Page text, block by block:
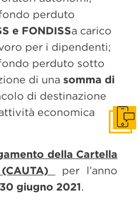
perduto
e FONDISSa carico
per i dipendenti;
perduto sotto
di una somma di
di destinazione
economica
della Cartella
per l’anno
30 giugno 2021.
Get